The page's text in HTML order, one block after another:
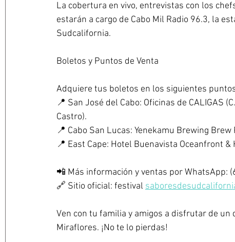
La cobertura en vivo, entrevistas con los
estarán a cargo de Cabo Mil Radio 96.3, la
Sudcalifornia.
Boletos y Puntos de Venta
Adquiere tus boletos en los siguientes
📍 San José del Cabo: Oficinas de CALIGAS
Castro).
📍 Cabo San Lucas: Yenekamu Brewing
📍 East Cape: Hotel Buenavista Oceanfront
📲 Más información y ventas por WhatsApp:
🔗 Sitio oficial: festival
Ven con tu familia y amigos a disfrutar de
Miraflores. ¡No te lo pierdas!